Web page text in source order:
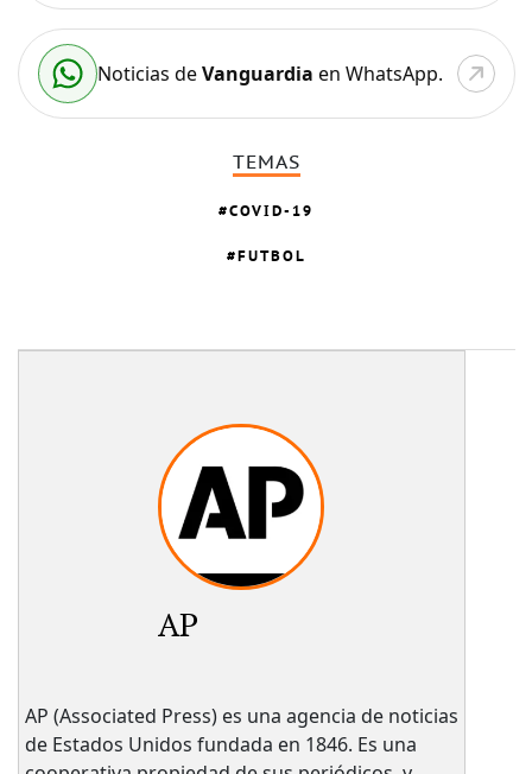
Noticias deVanguardia en WhatsApp.
TEMAS
COVID-19
FUTBOL
AP
AP (Associated Press) es una agencia de noticias
de Estados Unidos fundada en 1846. Es una